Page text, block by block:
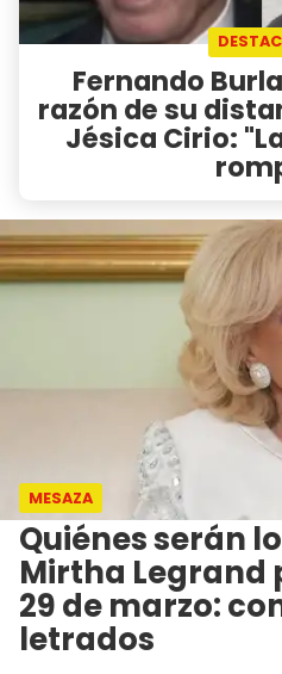
Fernando
razón de su
Jésica Cirio:
MESAZA
Quiénes serán
Mirtha Legrand
29 de marzo:
letrados